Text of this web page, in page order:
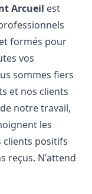
Arcueil est
formés pour
vos
sommes fiers
et nos clients
notre travail,
les
clients positifs
reçus. N'attend